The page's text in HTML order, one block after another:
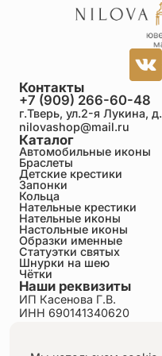
Галине огромная
со мной связалась
рассказала все
все интересующие
Нина
24.06.2026
спасибо большое! Как
такой душой,
своё дарите людям.
Светлана
24.06.2026
Крестик нежный,
себе, так что
Ирина
24.06.2026
Купила крестик для
красивый и нежный.
Каталог
Автомобильные иконы
Браслеты
Детские крестики
Запонки
Кольца
Нательные крестики
Нательные иконы
Настольные иконы
Образки именные
Статуэтки святых
Шнурки на шею
Чётки
Контакты
+7 (909) 266-60-48
г.Тверь, ул.2-я Лукина,
nilovashop@mail.ru
Наши реквизиты
ИП Касенова Г.В.
ИНН 690141340620
Пользовательское